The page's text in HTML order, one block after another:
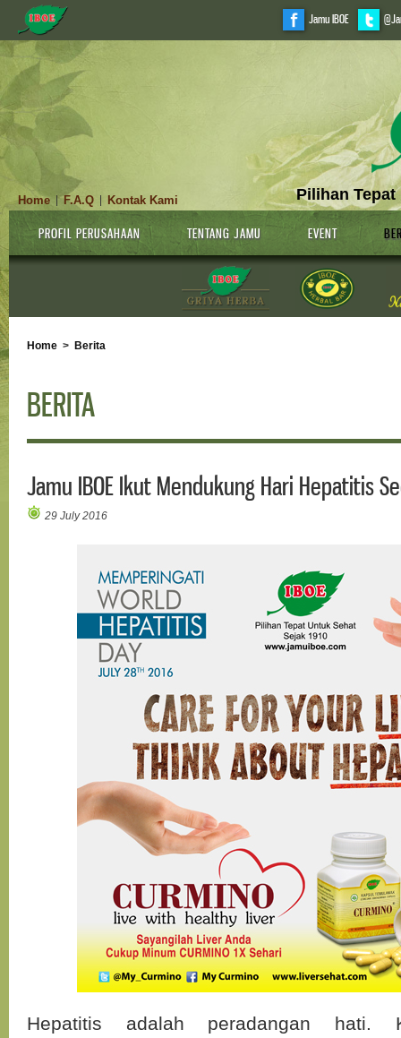
Jamu IBOE
Pilihan Tepat
Home |F.A.Q Kontak Kami
PROFIL PERUSAHAAN TENTANG JAMU EVENT
Home > Berita
BERITA
Jamu IBOE Ikut Mendukung Hari Hepatitis
29 July 2016
Hepatitis adalah peradangan hati.